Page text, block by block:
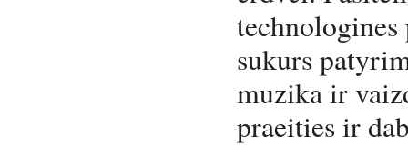
sukurs
muzika ir
praeities ir